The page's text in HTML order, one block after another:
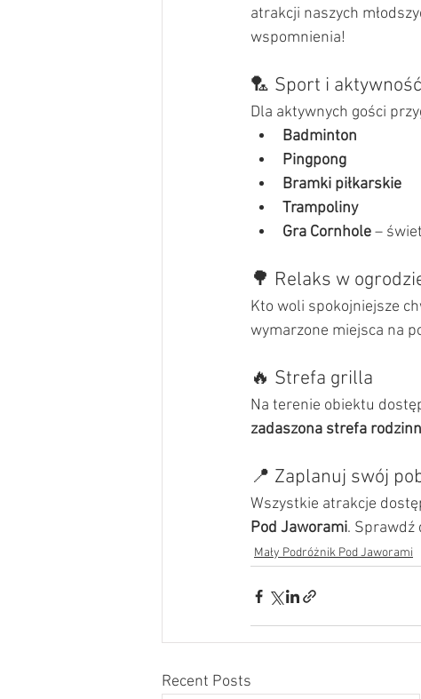
atrakcji naszych
wspomnienia!
🏸 Sport i aktywność
Dla aktywnych gości
Badminton
Pingpong
Bramki piłkarskie
Trampoliny
Gra Cornhole –
🌳 Relaks w
Kto woli spokojniejsze
wymarzone miejsca na
🔥 Strefa grilla
Na terenie obiektu
zadaszona strefa
📍 Zaplanuj swój
Wszystkie atrakcje
Pod Jaworami. Sprawdź
Mały Podróżnik Pod Jaworami
Recent Posts